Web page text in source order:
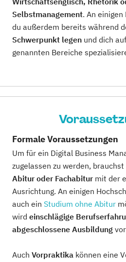
Selbstmanagement. An
du außerdem bereits während
Schwerpunkt legen und dich
genannten Bereiche
Formale Voraussetzungen
Um für ein Digital Business
zugelassen zu werden,
Abitur oder Fachabitur mit der
Ausrichtung. An einigen
auch ein Studium ohne Abitur
wird einschlägige
abgeschlossene Ausbildung
Auch Vorpraktika können eine